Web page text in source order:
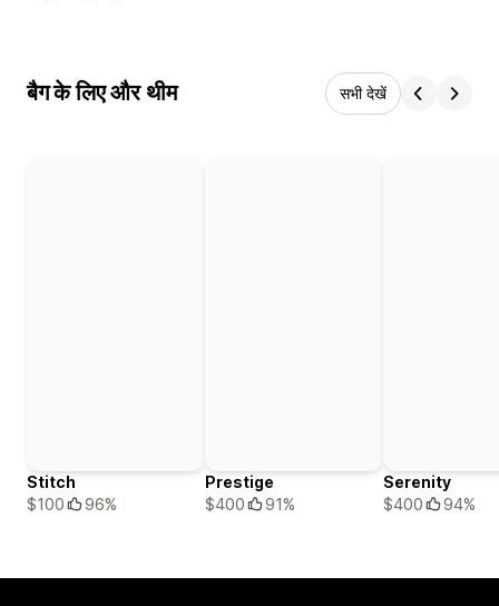
बैग के लिए और थीम सभी देखें
Stitch
$100
96%
Prestige
$400
91%
Serenity
$400
94%